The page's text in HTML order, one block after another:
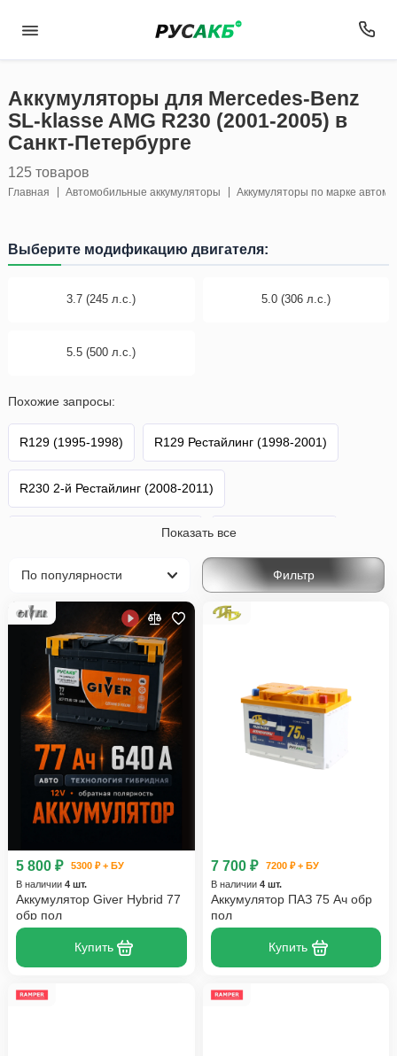
Аккумуляторы для Mercedes-Benz
SL-klasse AMG R230 (2001-2005) в
Санкт-Петербурге
125 товаров
Главная Автомобильные аккумуляторы Аккумуляторы по марке
Выберите модификацию двигателя:
3.7 (245 л.с.) 5.0 (306 л.с.)
5.5 (500 л.с.)
Похожие запросы:
R129 (1995-1998) R129 Рестайлинг (1998-2001)
R230 2-й Рестайлинг (2008-2011)
R230 Рестайлинг (2008-2011) R231 (2012-2015)
R231 Рестайлинг (2015-2021) R232 (2021-н.в.)
SL-klasse AMG Mercedes-Benz
Показать все
Фильтр
5 800 ₽
5300 ₽ + БУ
В наличии 4 шт.
Аккумулятор Giver Hybrid 77
обр пол
Купить
7 700 ₽
7200 ₽ + БУ
В наличии 4 шт.
Аккумулятор ПАЗ 75 Ач обр
пол
Купить